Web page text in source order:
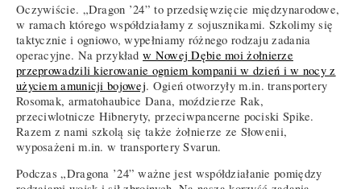
Oczywiście. „Dragon ’24” to przedsięwzięcie międzynarodowe,
w ramach którego współdziałamy z sojusznikami. Szkolimy się
taktycznie i ogniowo, wypełniamy różnego rodzaju zadania
operacyjne. Na przykładw Nowej Dębie moi żołnierze
przeprowadzili kierowanie ogniem kompanii w dzień i w nocy z
użyciem amunicji bojowej. Ogień otworzyły m.in. transportery
Rosomak, armatohaubice Dana, moździerze Rak,
przeciwlotnicze Hibneryty, przeciwpancerne pociski Spike.
Razem z nami szkolą się także żołnierze ze Słowenii,
wyposażeni m.in. w transportery Svarun.
Podczas „Dragona ’24” ważne jest współdziałanie pomiędzy